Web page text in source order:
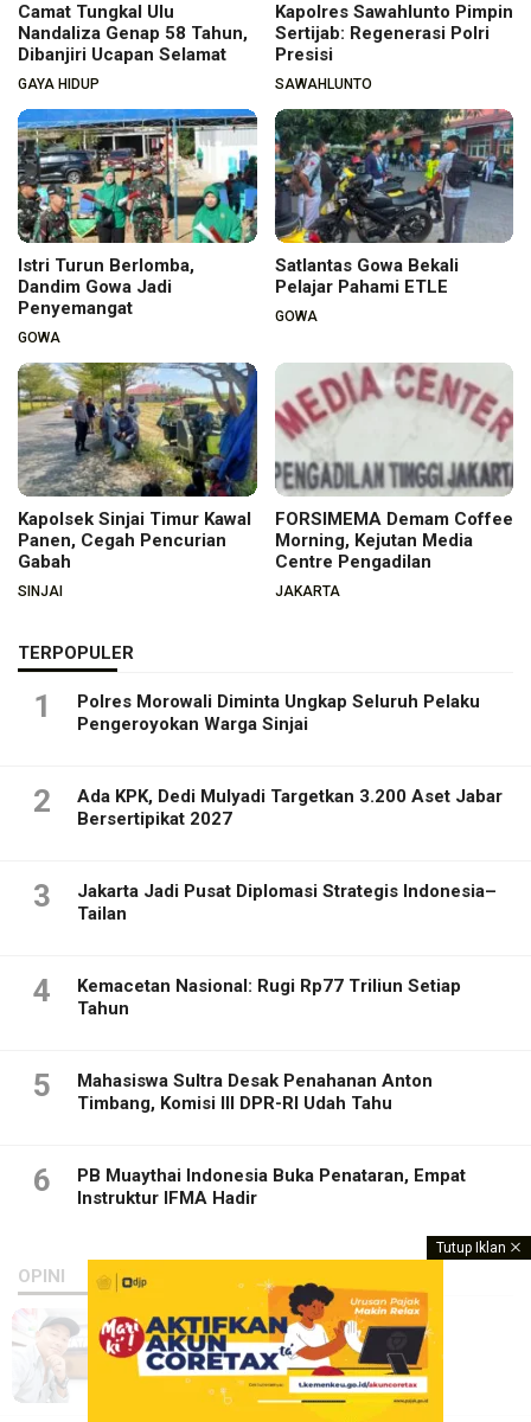
Camat Tungkal Ulu
Nandaliza Genap 58 Tahun,
Dibanjiri Ucapan Selamat
GAYA HIDUP
Kapolres Sawahlunto Pimpin
Sertijab: Regenerasi Polri
Presisi
SAWAHLUNTO
Istri Turun Berlomba,
Dandim Gowa Jadi
Penyemangat
GOWA
Satlantas Gowa Bekali
Pelajar Pahami ETLE
GOWA
Kapolsek Sinjai Timur Kawal
Panen, Cegah Pencurian
Gabah
SINJAI
FORSIMEMA Demam Coffee
Morning, Kejutan Media
Centre Pengadilan
JAKARTA
TERPOPULER
1
Polres Morowali Diminta Ungkap Seluruh Pelaku
Pengeroyokan Warga Sinjai
2
Ada KPK, Dedi Mulyadi Targetkan 3.200 Aset Jabar
Bersertipikat 2027
3
Jakarta Jadi Pusat Diplomasi Strategis Indonesia–
Tailan
4
Kemacetan Nasional: Rugi Rp77 Triliun Setiap
Tahun
5
Mahasiswa Sultra Desak Penahanan Anton
Timbang, Komisi III DPR-RI Udah Tahu
6
PB Muaythai Indonesia Buka Penataran, Empat
Instruktur IFMA Hadir
OPINI
Memilih Merdeka Setiap Hari
Tutup Iklan